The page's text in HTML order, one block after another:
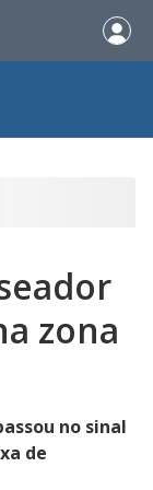
zona
no sinal
de